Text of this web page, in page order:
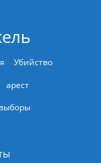
Убийство
арест
выборы